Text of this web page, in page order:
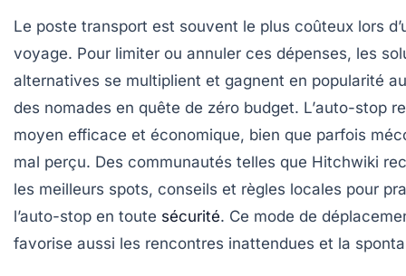
Le poste transport est souvent le plus coûteux lors
voyage. Pour limiter ou annuler ces dépenses, les
alternatives se multiplient et gagnent en popularité
des nomades en quête de zéro budget. L’auto-stop
moyen efficace et économique, bien que parfois
mal perçu. Des communautés telles que Hitchwiki
les meilleurs spots, conseils et règles locales pour
l’auto-stop en toute sécurité. Ce mode de
favorise aussi les rencontres inattendues et la